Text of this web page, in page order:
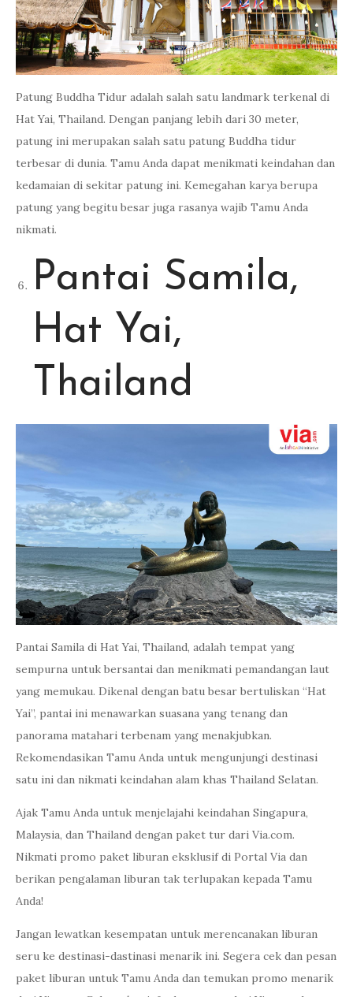
Patung Buddha Tidur adalah salah satu landmark terkenal di
Hat Yai, Thailand. Dengan panjang lebih dari 30 meter,
patung ini merupakan salah satu patung Buddha tidur
terbesar di dunia. Tamu Anda dapat menikmati keindahan dan
kedamaian di sekitar patung ini. Kemegahan karya berupa
patung yang begitu besar juga rasanya wajib Tamu Anda
nikmati.
Pantai Samila,
Hat Yai,
Thailand
Pantai Samila di Hat Yai, Thailand, adalah tempat yang
sempurna untuk bersantai dan menikmati pemandangan laut
yang memukau. Dikenal dengan batu besar bertuliskan “Hat
Yai”, pantai ini menawarkan suasana yang tenang dan
panorama matahari terbenam yang menakjubkan.
Rekomendasikan Tamu Anda untuk mengunjungi destinasi
satu ini dan nikmati keindahan alam khas Thailand Selatan.
Ajak Tamu Anda untuk menjelajahi keindahan Singapura,
Malaysia, dan Thailand dengan paket tur dari Via.com.
Nikmati promo paket liburan eksklusif di Portal Via dan
berikan pengalaman liburan tak terlupakan kepada Tamu
Anda!
Jangan lewatkan kesempatan untuk merencanakan liburan
seru ke destinasi-dastinasi menarik ini. Segera cek dan pesan
paket liburan untuk Tamu Anda dan temukan promo menarik